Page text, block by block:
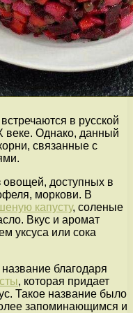
в русской
веке. Однако, данный
связанные с
овощей, доступных в
моркови. В
капусту, соленые
Вкус и аромат
уксуса или сока
благодаря
, которая придает
Такое название было
запоминающимся и